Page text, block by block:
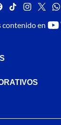
facebook
tiktok
contenido en